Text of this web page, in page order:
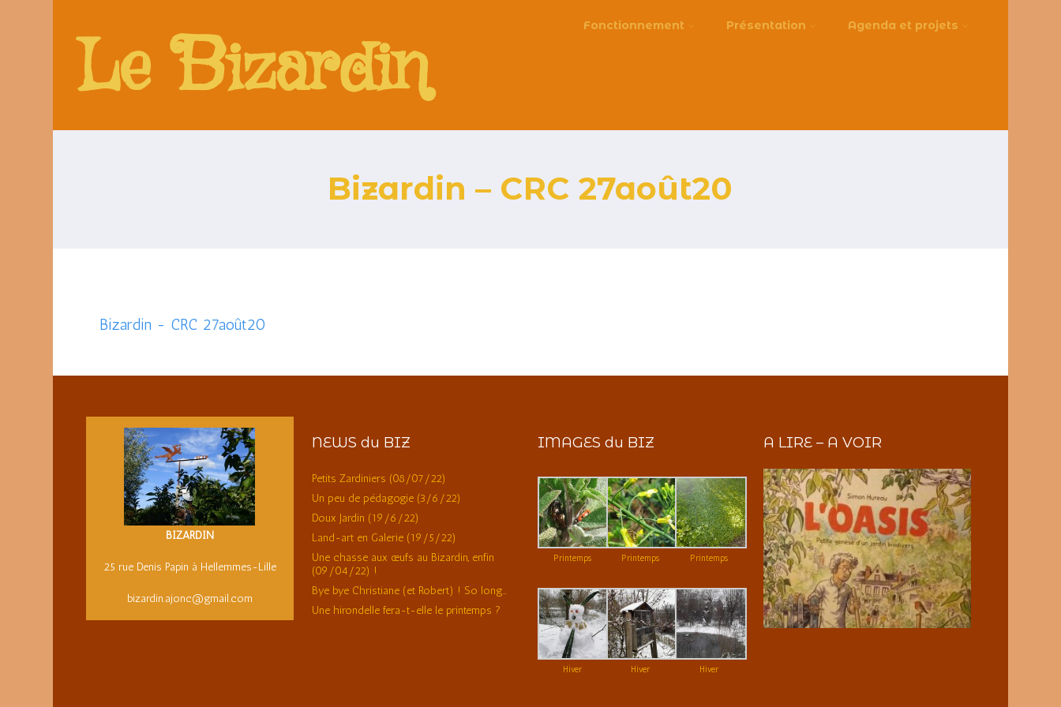
Le Bizardin Fonctionnement Présentation Agenda et projets
Bizardin – CRC 27août20
Bizardin - CRC 27août20
NEWS du BIZ
Petits Zardiniers (08/07/22)
Un peu de pédagogie (3/6/22)
Doux Jardin (19/6/22)
Land-art en Galerie (19/5/22)
Une chasse aux œufs au Bizardin, enfin
(09/04/22) !
Bye bye Christiane (et Robert) ! So long…
Une hirondelle fera-t-elle le printemps ?
IMAGES du BIZ
Printemps Printemps Printemps
Hiver Hiver Hiver
A LIRE – A VOIR
BIZARDIN
25 rue Denis Papin à Hellemmes-Lille
bizardin.ajonc@gmail.com